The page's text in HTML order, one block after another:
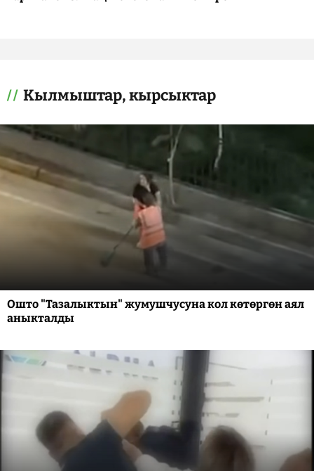
Кылмыштар, кырсыктар
Ошто "Тазалыктын" жумушчусуна кол көтөргөн аял
аныкталды